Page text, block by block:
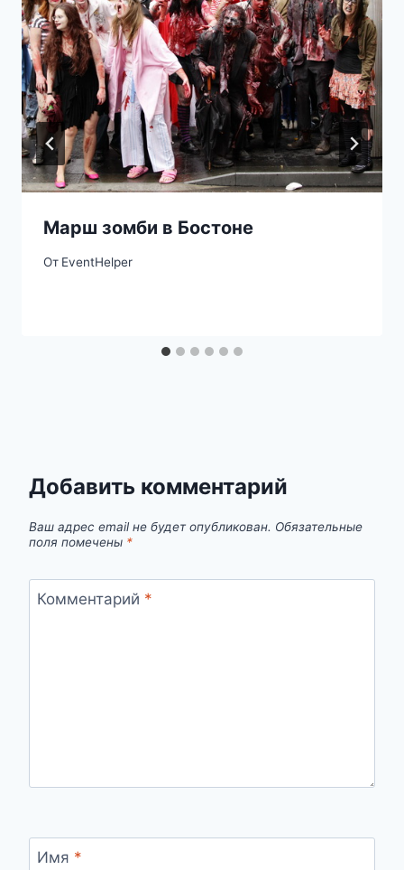
Марш зомби в Бостоне
От EventHelper
Добавить комментарий
Ваш адрес email не будет опубликован. Обязательные
поля помечены *
Комментарий *
Имя *